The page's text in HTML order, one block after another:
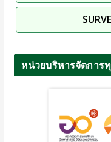
หน่วยบริหารจัดการ